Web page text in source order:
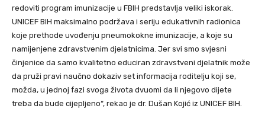
redoviti program imunizacije u FBIH predstavlja veliki iskorak.
UNICEF BIH maksimalno podržava i seriju edukativnih radionica
koje prethode uvođenju pneumokokne imunizacije, a koje su
namijenjene zdravstvenim djelatnicima. Jer svi smo svjesni
činjenice da samo kvalitetno educiran zdravstveni djelatnik može
da pruži pravi naučno dokaziv set informacija roditelju koji se,
možda, u jednoj fazi svoga života dvuomi da li njegovo dijete
treba da bude cijepljeno“, rekao je dr. Dušan Kojić iz UNICEF BIH.